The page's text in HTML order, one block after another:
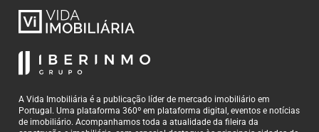
A Vida Imobiliária é a publicação líder de mercado imobiliário em
Portugal. Uma plataforma 360º em plataforma digital, eventos e notícias
de imobiliário. Acompanhamos toda a atualidade da fileira da